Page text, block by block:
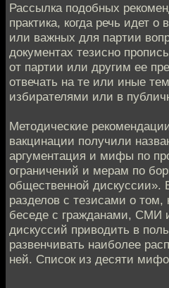
Рассылка подобных
практика, когда речь идет о
или важных для партии
документах тезисно
от партии или другим ее
отвечать на те или иные
избирателями или в
Методические
вакцинации получили
аргументация и мифы по
ограничений и мерам по
общественной дискуссии».
разделов с тезисами о том,
беседе с гражданами, СМИ
дискуссий приводить в
развенчивать наиболее
ней. Список из десяти